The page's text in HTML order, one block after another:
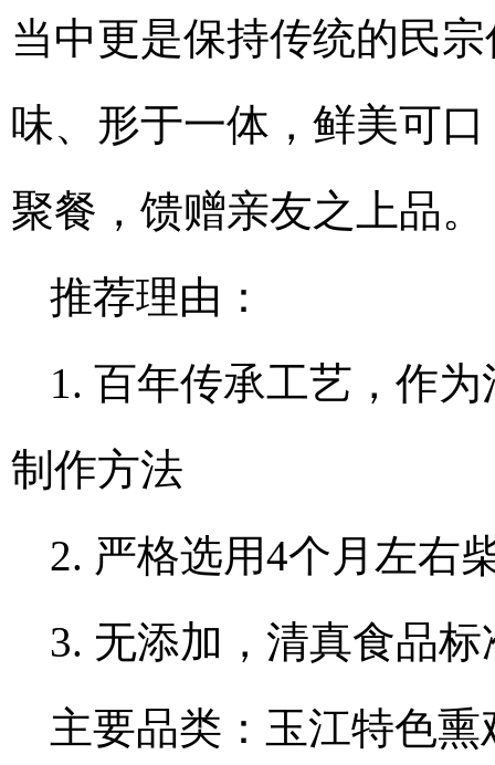
当中更是保持传统的民
味、形于一体，鲜美可
聚餐，馈赠亲友之上品。
推荐理由：
1. 百年传承工艺，作
制作方法
2. 严格选用4个月左右
3. 无添加，清真食品
主要品类：玉江特色